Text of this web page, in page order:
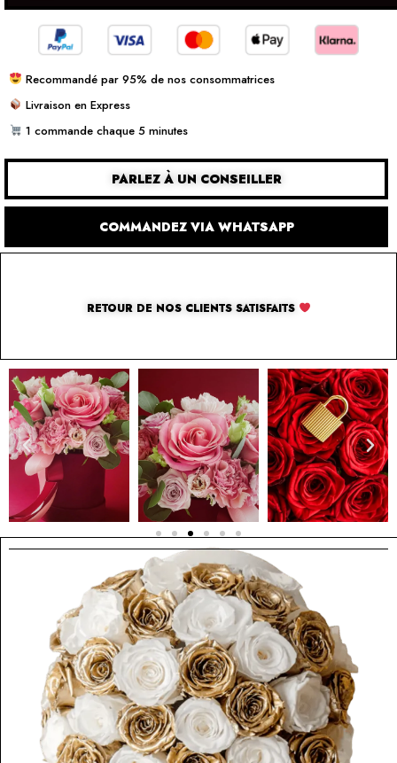
Recommandé par 95% de nos consommatrices
Livraison en Express
1 commande chaque 5 minutes
PARLEZ À UN CONSEILLER
COMMANDEZ VIA WHATSAPP
RETOUR DE NOS CLIENTS SATISFAITS